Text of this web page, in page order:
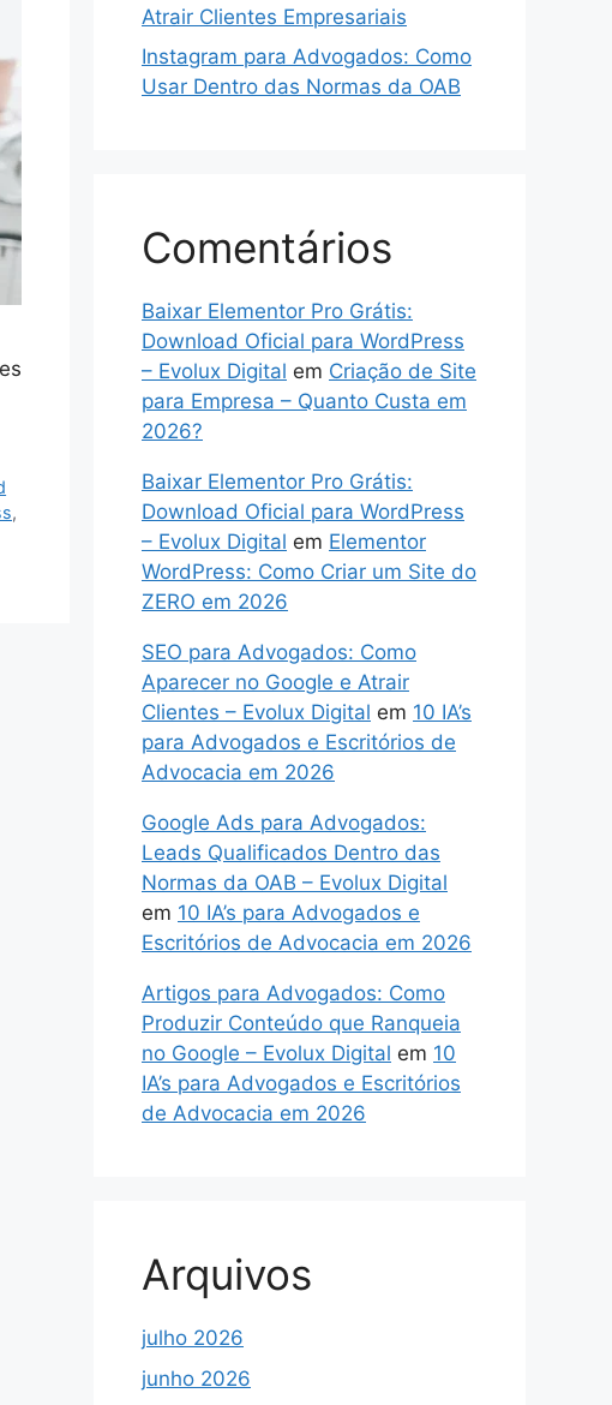
,
Atrair Clientes Empresariais
Instagram para Advogados: Como
Usar Dentro das Normas da OAB
Comentários
Baixar Elementor Pro Grátis:
Download Oficial para WordPress
– Evolux Digital em Criação de Site
para Empresa – Quanto Custa em
2026?
Baixar Elementor Pro Grátis:
Download Oficial para WordPress
– Evolux Digital em Elementor
WordPress: Como Criar um Site do
ZERO em 2026
SEO para Advogados: Como
Aparecer no Google e Atrair
Clientes – Evolux Digital em 10 IA’s
para Advogados e Escritórios de
Advocacia em 2026
Google Ads para Advogados:
Leads Qualificados Dentro das
Normas da OAB – Evolux Digital
em 10 IA’s para Advogados e
Escritórios de Advocacia em 2026
Artigos para Advogados: Como
Produzir Conteúdo que Ranqueia
no Google – Evolux Digital em 10
IA’s para Advogados e Escritórios
de Advocacia em 2026
Arquivos
julho 2026
junho 2026